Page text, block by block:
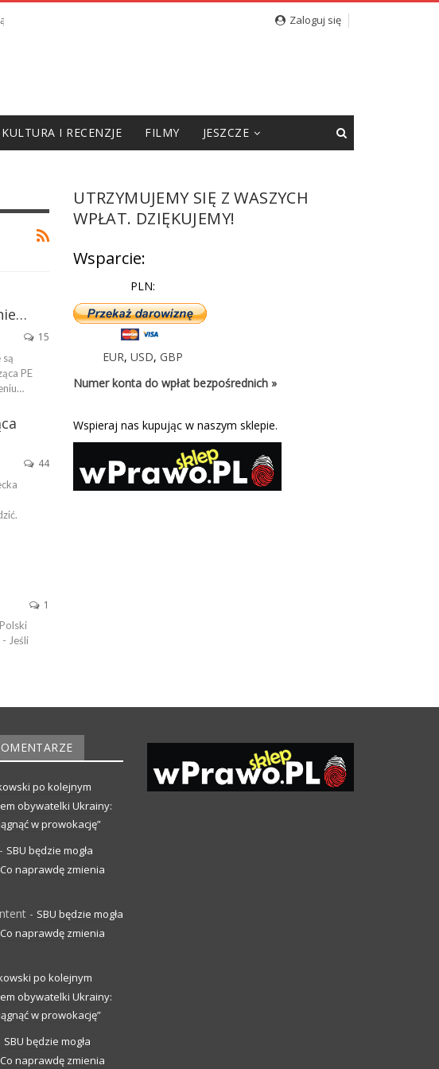
w prowokację” Zaloguj się
I RECENZJE FILMY JESZCZE
15
PE
44
1
Jeśli
UTRZYMUJEMY SIĘ Z WASZYCH
WPŁAT. DZIĘKUJEMY!
Wsparcie:
PLN:
EUR,USD,GBP
Numer konta do wpłat bezpośrednich »
Wspieraj nas kupując w naszym sklepie.
po kolejnym
obywatelki Ukrainy:
w prowokację”
- SBU będzie mogła
naprawdę zmienia
- SBU będzie mogła
naprawdę zmienia
po kolejnym
obywatelki Ukrainy:
w prowokację”
SBU będzie mogła
naprawdę zmienia